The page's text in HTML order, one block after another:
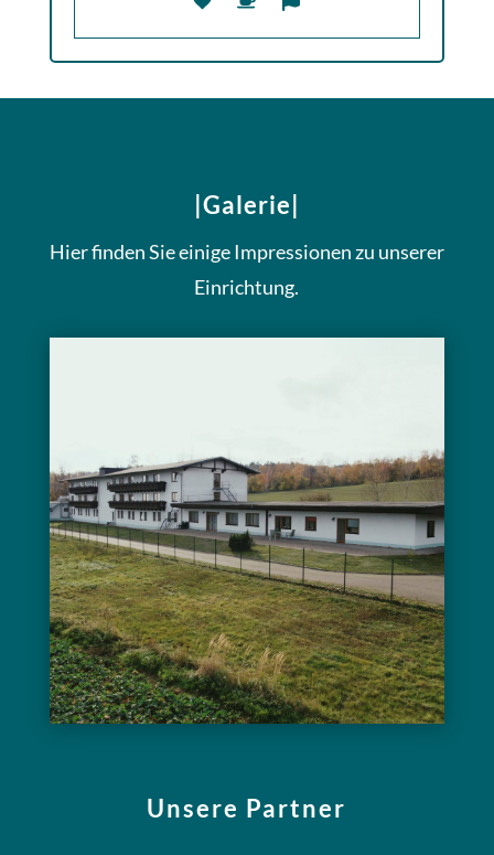
|Galerie|
Hier finden Sie einige Impressionen zu unserer
Einrichtung.
Unsere Partner